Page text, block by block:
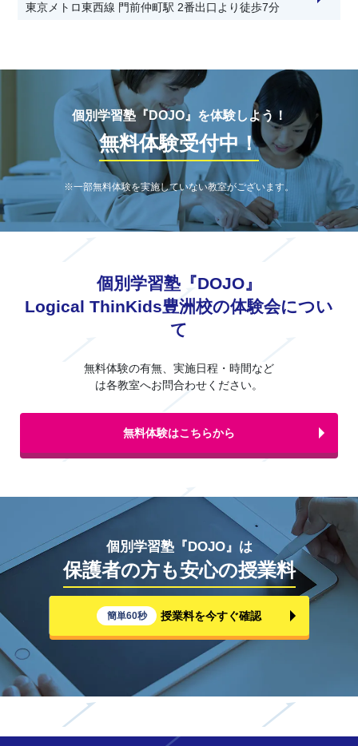
東京メトロ東西線 門前仲町駅 2番出口より徒歩7分
個別指導塾スカラフル東雲校
りんかい線東雲駅 徒歩10分
セレック個別学習塾砂町校
南砂町駅 徒歩15分
個別学習塾『DOJO』を体験しよう！
無料体験受付中！
※一部無料体験を実施していない教室がございます。
個別学習塾『DOJO』
Logical ThinKids豊洲校の体験会につい
て
無料体験の有無、実施日程・時間など
は各教室へお問合わせください。
無料体験はこちらから
個別学習塾『DOJO』は
保護者の方も安心の授業料
簡単60秒 授業料を今すぐ確認